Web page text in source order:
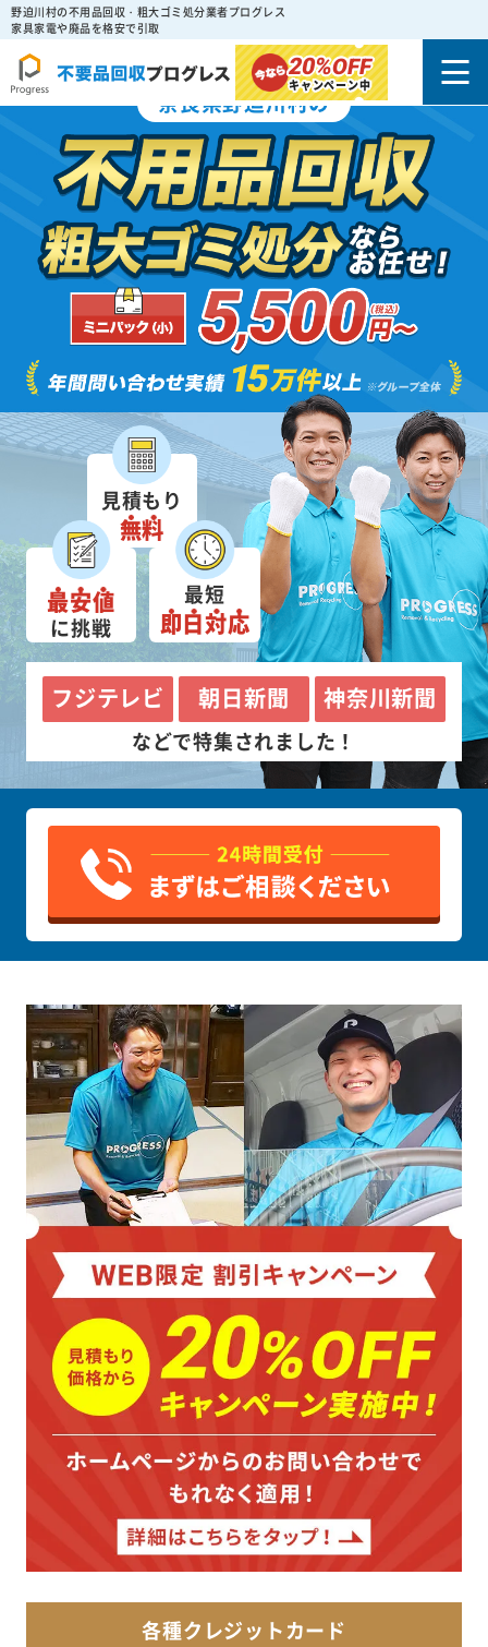
野迫川村の不用品回収・粗大ゴミ処分業者プログレス
家具家電や廃品を格安で引取
20%OFF
キャンペーン中
奈良県野迫川村の
見積もり
無料
最安値
に挑戦
最短
即日対応
フジテレビ 朝日新聞 神奈川新聞
などで特集されました！
各種クレジットカード